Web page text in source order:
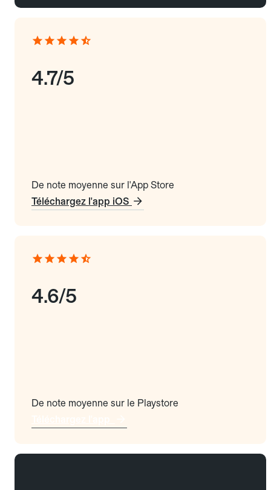
4.7/5
De note moyenne sur l'App Store
Téléchargez l'app iOS
4.6/5
De note moyenne sur le Playstore